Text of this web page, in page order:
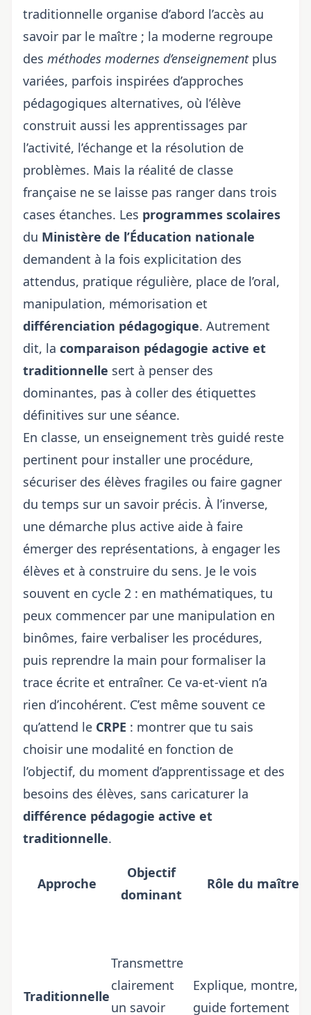
traditionnelle organise d’abord l’accès au
savoir par le maître ; la moderne regroupe
des méthodes modernes d’enseignementplus
variées, parfois inspirées d’approches
pédagogiques alternatives, où l’élève
construit aussi les apprentissages par
l’activité, l’échange et la résolution de
problèmes. Mais la réalité de classe
française ne se laisse pas ranger dans trois
cases étanches. Les programmes scolaires
du Ministère de l’Éducation nationale
demandent à la fois explicitation des
attendus, pratique régulière, place de l’oral,
manipulation, mémorisation et
différenciation pédagogique. Autrement
dit, la comparaison pédagogie active et
traditionnelle sert à penser des
dominantes, pas à coller des étiquettes
définitives sur une séance.
En classe, un enseignement très guidé reste
pertinent pour installer une procédure,
sécuriser des élèves fragiles ou faire gagner
du temps sur un savoir précis. À l’inverse,
une démarche plus active aide à faire
émerger des représentations, à engager les
élèves et à construire du sens. Je le vois
souvent en cycle 2 : en mathématiques, tu
peux commencer par une manipulation en
binômes, faire verbaliser les procédures,
puis reprendre la main pour formaliser la
trace écrite et entraîner. Ce va-et-vient n’a
rien d’incohérent. C’est même souvent ce
qu’attend le CRPE : montrer que tu sais
choisir une modalité en fonction de
l’objectif, du moment d’apprentissage et des
besoins des élèves, sans caricaturer la
différence pédagogie active et
traditionnelle.
Approche
Objectif
dominant
Rôle du maître
Traditionnelle
Transmettre
clairement
un savoir
Explique, montre,
guide fortement